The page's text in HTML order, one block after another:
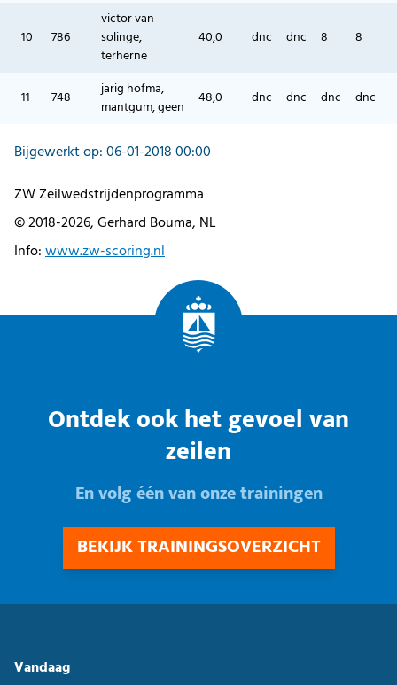
10 786
victor van
solinge,
terherne
40,0 dnc dnc 8 8
11 748
jarig hofma,
mantgum, geen
48,0 dnc dnc dnc dnc
Bijgewerkt op: 06-01-2018 00:00
ZW Zeilwedstrijdenprogramma
© 2018-2026, Gerhard Bouma, NL
Info:www.zw-scoring.nl
Ontdek ook het gevoel van
zeilen
En volg één van onze trainingen
BEKIJK TRAININGSOVERZICHT
Vandaag